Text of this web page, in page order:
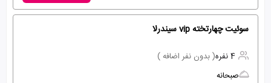
سوئیت چهارتخته vip سیندرلا
4 نفره
( بدون نفر اضافه )
صبحانه